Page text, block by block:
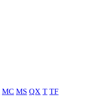
MC MS QX T TF